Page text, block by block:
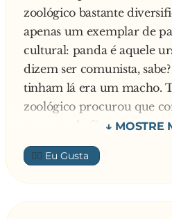
zoológico bastante
apenas um exemplar de
cultural: panda é aquele
dizem ser comunista,
tinham lá era um macho.
zoológico procurou que
uma panda fêmea.
Eis que, um dia, a panda
puseram os dois ursinhos
fêmea. Já deu para
👍🏼